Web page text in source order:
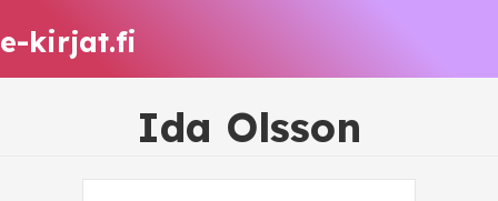
e-kirjat.fi
Ida Olsson